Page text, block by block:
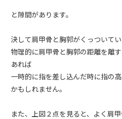
と隙間があります。
決して肩甲骨と胸郭がくっついて
物理的に肩甲骨と胸郭の距離を離
あれば
一時的に指を差し込んだ時に指の
かもしれません。
また、上図２点を見ると、よく肩